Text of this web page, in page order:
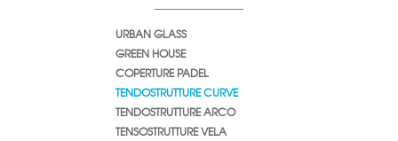
URBAN GLASS
GREEN HOUSE
COPERTURE PADEL
TENDOSTRUTTURE CURVE
TENDOSTRUTTURE ARCO
TENSOSTRUTTURE VELA